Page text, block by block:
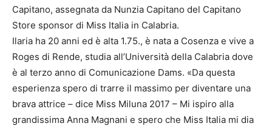
Capitano, assegnata da Nunzia Capitano del Capitano
Store sponsor di Miss Italia in Calabria.
Ilaria ha 20 anni ed è alta 1.75., è nata a Cosenza e vive a
Roges di Rende, studia all’Università della Calabria dove
è al terzo anno di Comunicazione Dams. «Da questa
esperienza spero di trarre il massimo per diventare una
brava attrice – dice Miss Miluna 2017 – Mi ispiro alla
grandissima Anna Magnani e spero che Miss Italia mi dia